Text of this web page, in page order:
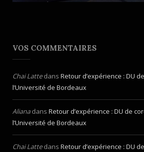
VOS COMMENTAIRES
Chai Lattedans Retour d’expérience : DU
l’Université de Bordeaux
Alianadans Retour d’expérience : DU de
l’Université de Bordeaux
Chai Lattedans Retour d’expérience : DU